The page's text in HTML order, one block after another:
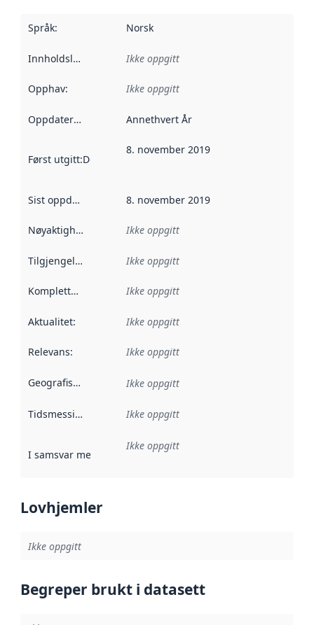
Språk: Norsk
Innholdsleverandører :
Ikke oppgitt
Opphav: Ikke oppgitt
Oppdateringsfrekvens :
Annethvert År
Først utgitt:Denne datoen sier når dataene i dette
8. november 2019
Sist oppdatert 8. november 2019
Nøyaktighet Ikke oppgitt
Tilgjengelighet Ikke oppgitt
Kompletthet Ikke oppgitt
Aktualitet: Ikke oppgitt
Relevans: Ikke oppgitt
Geografisk avgrensning :
Ikke oppgitt
Tidsmessig avgrensning :
Ikke oppgitt
I samsvar med Referanse til en implementasjonsregel
Ikke oppgitt
Lovhjemler
Ikke oppgitt
Begreper brukt i datasett